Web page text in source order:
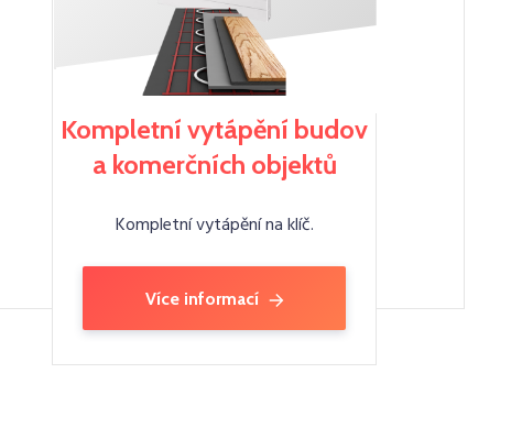
Kompletní vytápění budov
a komerčních objektů
Kompletní vytápění na klíč.
Více informací